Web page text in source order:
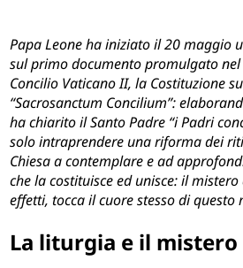
Papa Leone ha iniziato il 20 maggio
sul primo documento promulgato
Concilio Vaticano II, la Costituzione
“Sacrosanctum Concilium”:
ha chiarito il Santo Padre “i Padri
solo intraprendere una riforma dei
Chiesa a contemplare e ad
che la costituisce ed unisce: il
effetti, tocca il cuore stesso di questo
La liturgia e il mistero